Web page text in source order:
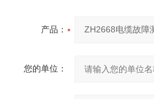
产品：
您的单位：